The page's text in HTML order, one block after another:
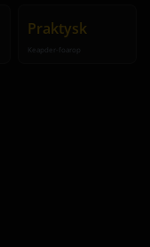
Praktysk
Keapder-foarop